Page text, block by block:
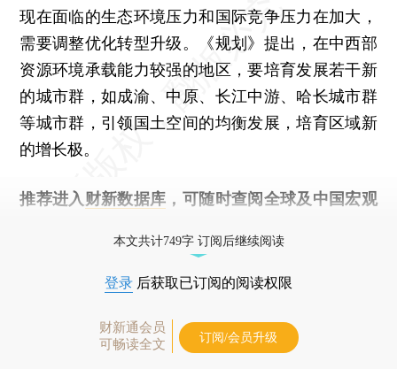
现在面临的生态环境压力和国际竞争压力在加大，
需要调整优化转型升级。《规划》提出，在中西部
资源环境承载能力较强的地区，要培育发展若干新
的城市群，如成渝、中原、长江中游、哈长城市群
等城市群，引领国土空间的均衡发展，培育区域新
的增长极。
推荐进入 财新数据库 ，可随时查阅全球及中国宏观
本文共计749字 订阅后继续阅读
登录 后获取已订阅的阅读权限
财新通会员
可畅读全文
订阅/会员升级